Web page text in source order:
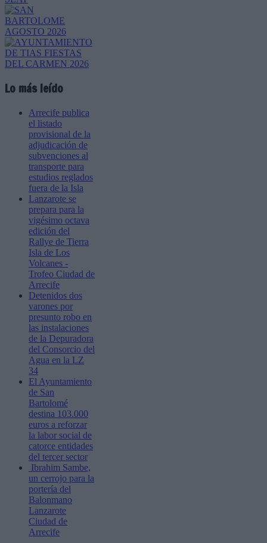
Lo más leído
Arrecife publica
el listado
provisional de la
adjudicación de
subvenciones al
transporte para
estudios reglados
fuera de la Isla
Lanzarote se
prepara para la
vigésimo octava
edición del
Rallye de Tierra
Isla de Los
Volcanes -
Trofeo Ciudad de
Arrecife
Detenidos dos
varones por
presunto robo en
las instalaciones
de la Depuradora
del Consorcio del
Agua en la LZ
34
El Ayuntamiento
de San
Bartolomé
destina 103.000
euros a reforzar
la labor social de
catorce entidades
del tercer sector
Ibrahim Sambe,
un cerrojo para la
portería del
Balonmano
Lanzarote
Ciudad de
Arrecife